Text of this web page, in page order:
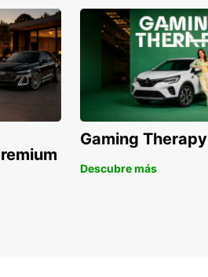
Gaming Therapy
Descubre más